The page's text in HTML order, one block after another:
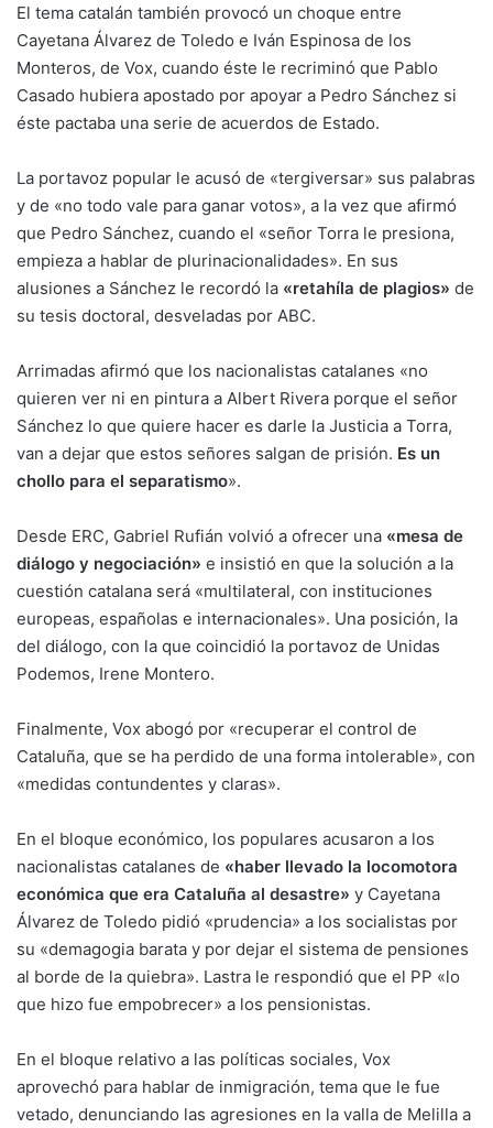
El tema catalán también provocó un choque entre
Cayetana Álvarez de Toledo e Iván Espinosa de los
Monteros, de Vox, cuando éste le recriminó que Pablo
Casado hubiera apostado por apoyar a Pedro Sánchez si
éste pactaba una serie de acuerdos de Estado.
La portavoz popular le acusó de «tergiversar» sus palabras
y de «no todo vale para ganar votos», a la vez que afirmó
que Pedro Sánchez, cuando el «señor Torra le presiona,
empieza a hablar de plurinacionalidades». En sus
alusiones a Sánchez le recordó la «retahíla de plagios» de
su tesis doctoral, desveladas por ABC.
Arrimadas afirmó que los nacionalistas catalanes «no
quieren ver ni en pintura a Albert Rivera porque el señor
Sánchez lo que quiere hacer es darle la Justicia a Torra,
van a dejar que estos señores salgan de prisión. Es un
chollo para el separatismo».
Desde ERC, Gabriel Rufián volvió a ofrecer una «mesa de
diálogo y negociación» e insistió en que la solución a la
cuestión catalana será «multilateral, con instituciones
europeas, españolas e internacionales». Una posición, la
del diálogo, con la que coincidió la portavoz de Unidas
Podemos, Irene Montero.
Finalmente, Vox abogó por «recuperar el control de
Cataluña, que se ha perdido de una forma intolerable», con
«medidas contundentes y claras».
En el bloque económico, los populares acusaron a los
nacionalistas catalanes de «haber llevado la locomotora
económica que era Cataluña al desastre» y Cayetana
Álvarez de Toledo pidió «prudencia» a los socialistas por
su «demagogia barata y por dejar el sistema de pensiones
al borde de la quiebra». Lastra le respondió que el PP «lo
que hizo fue empobrecer» a los pensionistas.
En el bloque relativo a las políticas sociales, Vox
aprovechó para hablar de inmigración, tema que le fue
vetado, denunciando las agresiones en la valla de Melilla a